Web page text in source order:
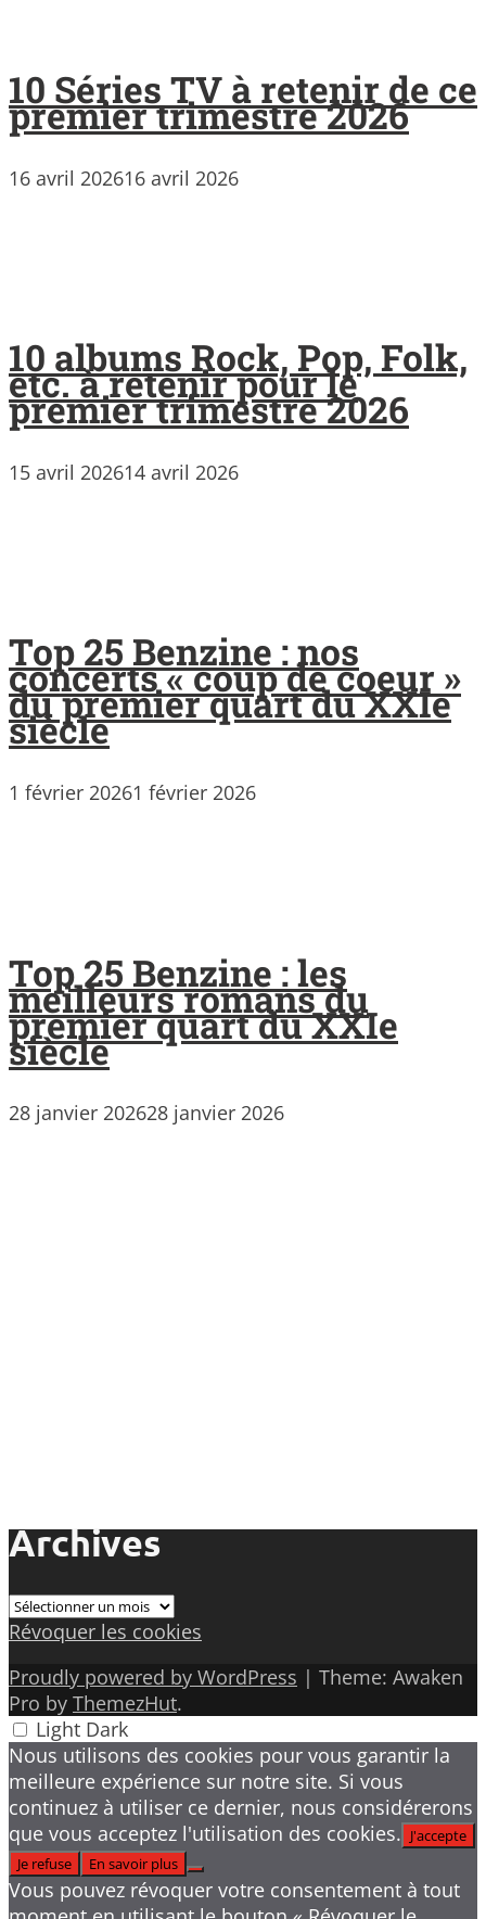
10 Séries TV à retenir de ce
premier trimestre 2026
16 avril 202616 avril 2026
10 albums Rock, Pop, Folk,
etc. à retenir pour le
premier trimestre 2026
15 avril 202614 avril 2026
Top 25 Benzine : nos
concerts « coup de coeur »
du premier quart du XXIe
siècle
1 février 20261 février 2026
Top 25 Benzine : les
meilleurs romans du
premier quart du XXIe
siècle
28 janvier 202628 janvier 2026
Archives
Archives
Révoquer les cookies
Proudly powered by WordPress | Theme: Awaken
Pro by ThemezHut.
Light Dark
Nous utilisons des cookies pour vous garantir la
meilleure expérience sur notre site. Si vous
continuez à utiliser ce dernier, nous considérerons
que vous acceptez l'utilisation des cookies. J'accepte
Je refuse
En savoir plus
Vous pouvez révoquer votre consentement à tout